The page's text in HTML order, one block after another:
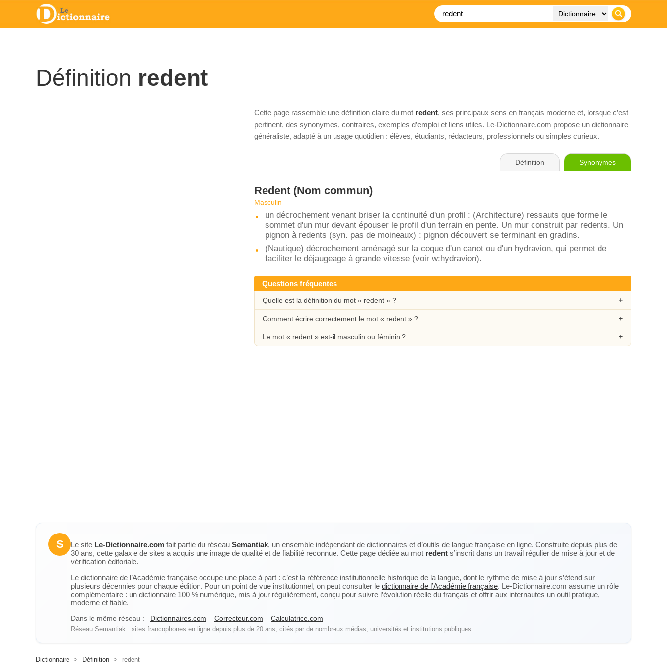
Définition redent
Cette page rassemble une définition claire du mot redent, ses principaux sens en français moderne et, lorsque c’est
pertinent, des synonymes, contraires, exemples d’emploi et liens utiles. Le-Dictionnaire.com propose un dictionnaire
généraliste, adapté à un usage quotidien : élèves, étudiants, rédacteurs, professionnels ou simples curieux.
Définition Synonymes
Redent (Nom commun)
Masculin
un décrochement venant briser la continuité d'un profil : (Architecture) ressauts que forme le
sommet d'un mur devant épouser le profil d'un terrain en pente. Un mur construit par redents. Un
pignon à redents (syn. pas de moineaux) : pignon découvert se terminant en gradins.
(Nautique) décrochement aménagé sur la coque d'un canot ou d'un hydravion, qui permet de
faciliter le déjaugeage à grande vitesse (voir w:hydravion).
Questions fréquentes
Quelle est la définition du mot « redent » ?
Comment écrire correctement le mot « redent » ?
Le mot « redent » est-il masculin ou féminin ?
S Le site Le-Dictionnaire.com fait partie du réseau Semantiak, un ensemble indépendant de dictionnaires et d’outils de langue française en ligne. Construite depuis plus de
30 ans, cette galaxie de sites a acquis une image de qualité et de fiabilité reconnue. Cette page dédiée au mot redent s’inscrit dans un travail régulier de mise à jour et de
vérification éditoriale.
Le dictionnaire de l’Académie française occupe une place à part : c’est la référence institutionnelle historique de la langue, dont le rythme de mise à jour s’étend sur
plusieurs décennies pour chaque édition. Pour un point de vue institutionnel, on peut consulter le dictionnaire de l’Académie française. Le-Dictionnaire.com assume un rôle
complémentaire : un dictionnaire 100 % numérique, mis à jour régulièrement, conçu pour suivre l’évolution réelle du français et offrir aux internautes un outil pratique,
moderne et fiable.
Dans le même réseau : Dictionnaires.com Correcteur.com Calculatrice.com
Réseau Semantiak : sites francophones en ligne depuis plus de 20 ans, cités par de nombreux médias, universités et institutions publiques.
Dictionnaire > Définition > redent